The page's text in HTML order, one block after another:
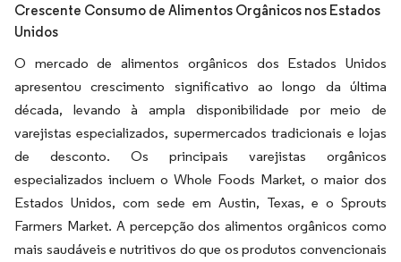
Crescente Consumo de Alimentos Orgânicos nos Estados
Unidos
O mercado de alimentos orgânicos dos Estados Unidos
apresentou crescimento significativo ao longo da última
década, levando à ampla disponibilidade por meio de
varejistas especializados, supermercados tradicionais e lojas
de desconto. Os principais varejistas orgânicos
especializados incluem o Whole Foods Market, o maior dos
Estados Unidos, com sede em Austin, Texas, e o Sprouts
Farmers Market. A percepção dos alimentos orgânicos como
mais saudáveis e nutritivos do que os produtos convencionais